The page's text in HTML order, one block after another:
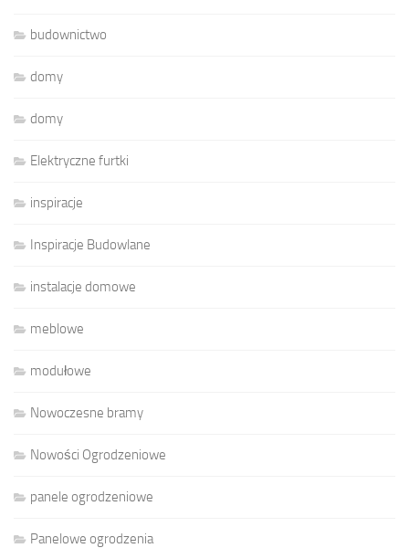
budownictwo
domy
domy
Elektryczne furtki
inspiracje
Inspiracje Budowlane
instalacje domowe
meblowe
modułowe
Nowoczesne bramy
Nowości Ogrodzeniowe
panele ogrodzeniowe
Panelowe ogrodzenia